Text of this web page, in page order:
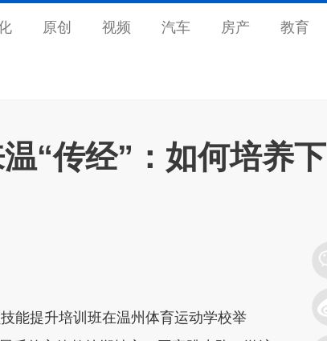
原创 视频 汽车 房产 教育
“传经”：如何培养下
提升培训班在温州体育运动学校举